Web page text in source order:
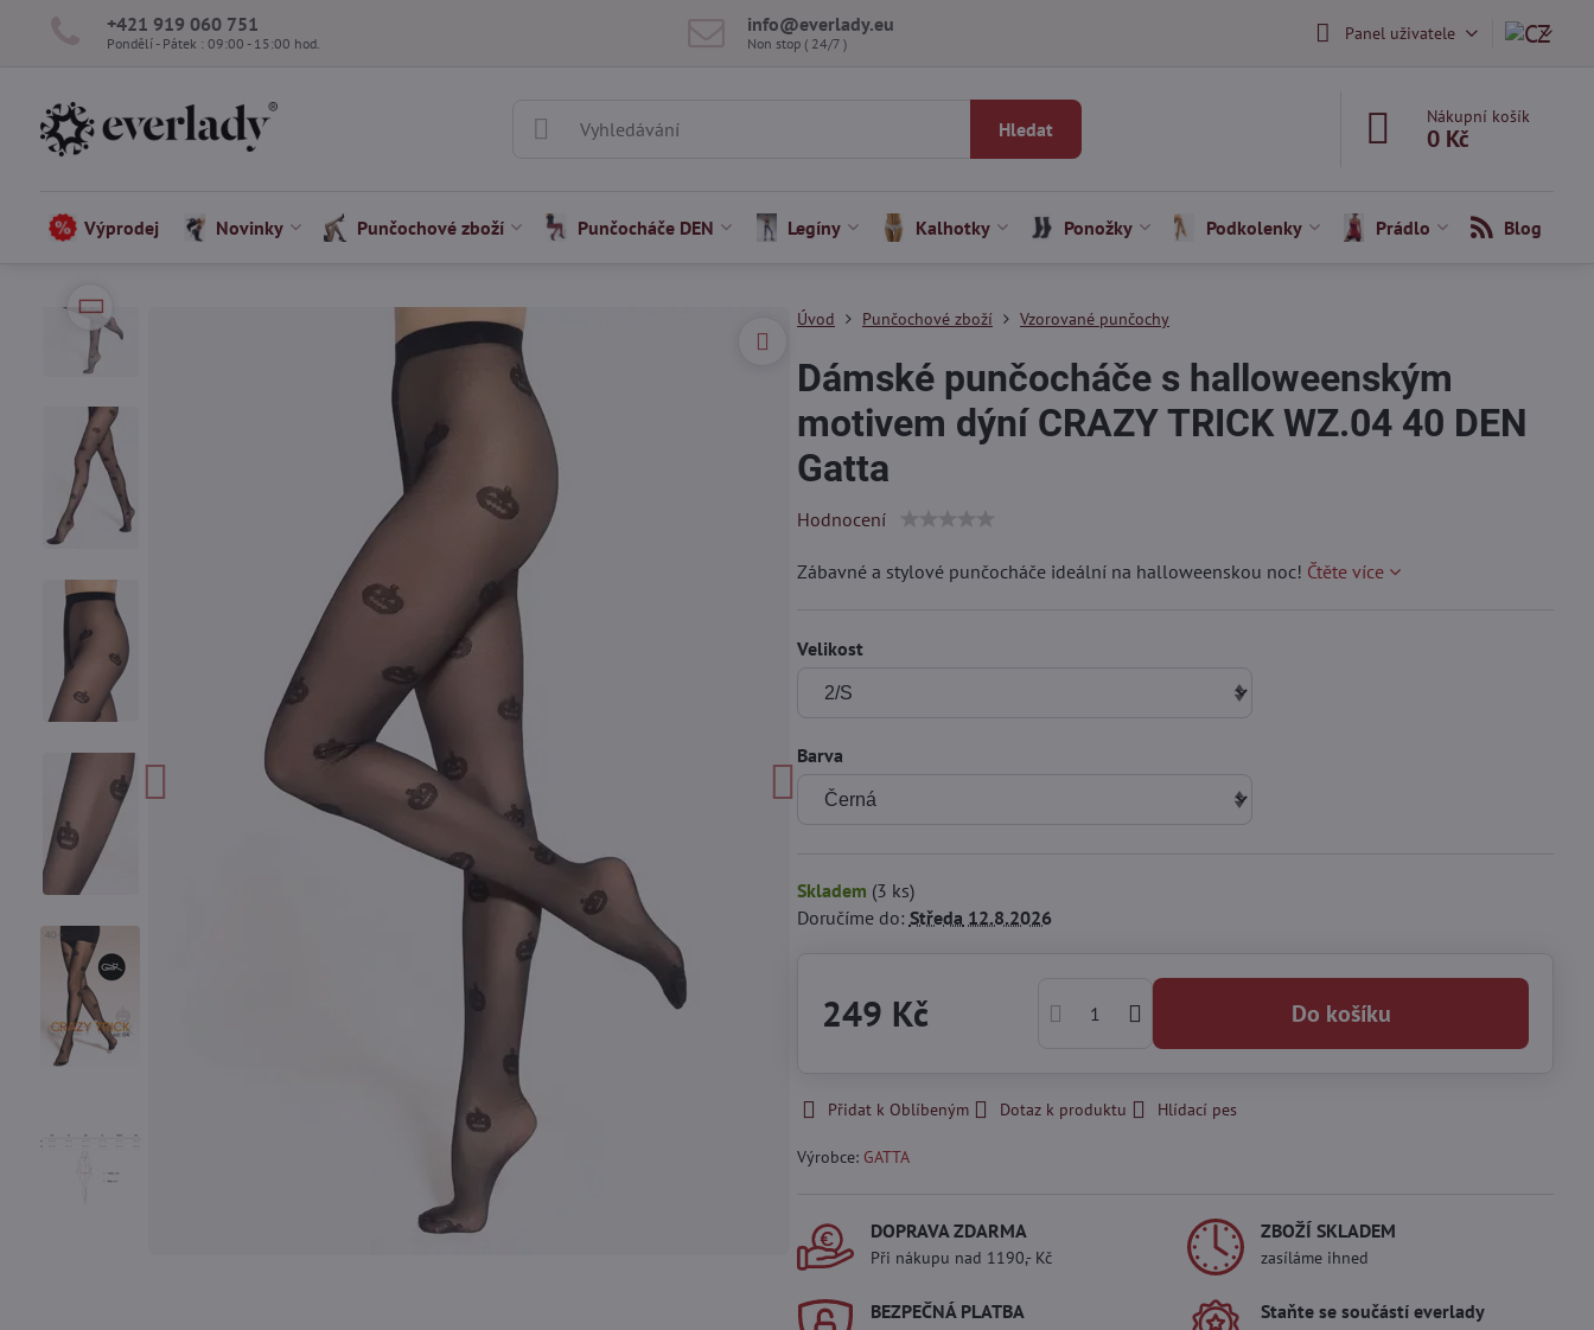
+421 919 060 751
Pondělí - Pátek : 09:00 - 15:00 hod.
info​@everlady​.eu
Non stop ( 24/7 ) Panel uživatele
Hledat
Nákupní košík
0 Kč
Výprodej Novinky Punčochové zboží Punčocháče DEN Legíny Kalhotky Ponožky Podkolenky Prádlo Blog
Úvod Punčochové zboží Vzorované punčochy
Dámské punčocháče s halloweenským
motivem dýní CRAZY TRICK WZ.04 40 DEN
Gatta
Hodnocení
Zábavné a stylové punčocháče ideální na halloweenskou noc! Čtěte více
Velikost
Barva
Skladem (3 ks)
Doručíme do: Středa 12.8.2026
249 Kč Do košíku
Přidat k Oblíbeným Dotaz k produktu Hlídací pes
Výrobce: GATTA
DOPRAVA ZDARMA
Při nákupu nad 1190,- Kč
ZBOŽÍ SKLADEM
zasíláme ihned
BEZPEČNÁ PLATBA Staňte se součástí everlady